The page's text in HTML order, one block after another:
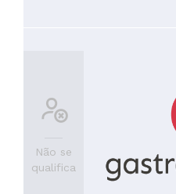
Não se
qualifica